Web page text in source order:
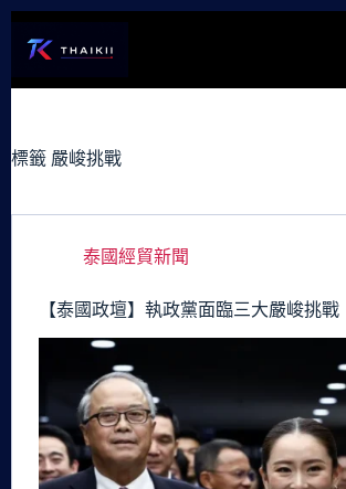
容
標籤 嚴峻挑戰
泰國經貿新聞
【泰國政壇】執政黨面臨三大嚴峻挑戰